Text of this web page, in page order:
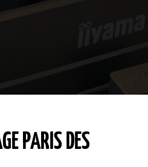
PARIS DES